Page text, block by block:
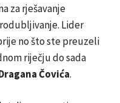
za rješavanje
Lider
no što ste preuzeli
riječju do sada
Čovića.